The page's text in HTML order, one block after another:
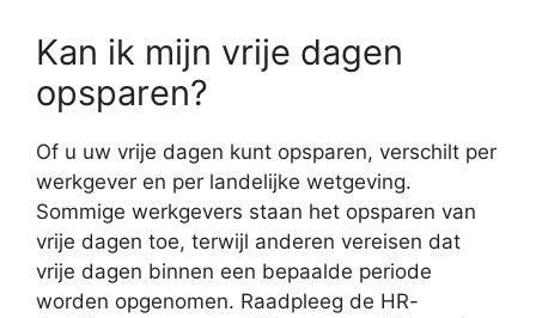
Kan ik mijn vrije dagen
opsparen?
Of u uw vrije dagen kunt opsparen, verschilt per
werkgever en per landelijke wetgeving.
Sommige werkgevers staan het opsparen van
vrije dagen toe, terwijl anderen vereisen dat
vrije dagen binnen een bepaalde periode
worden opgenomen. Raadpleeg de HR-